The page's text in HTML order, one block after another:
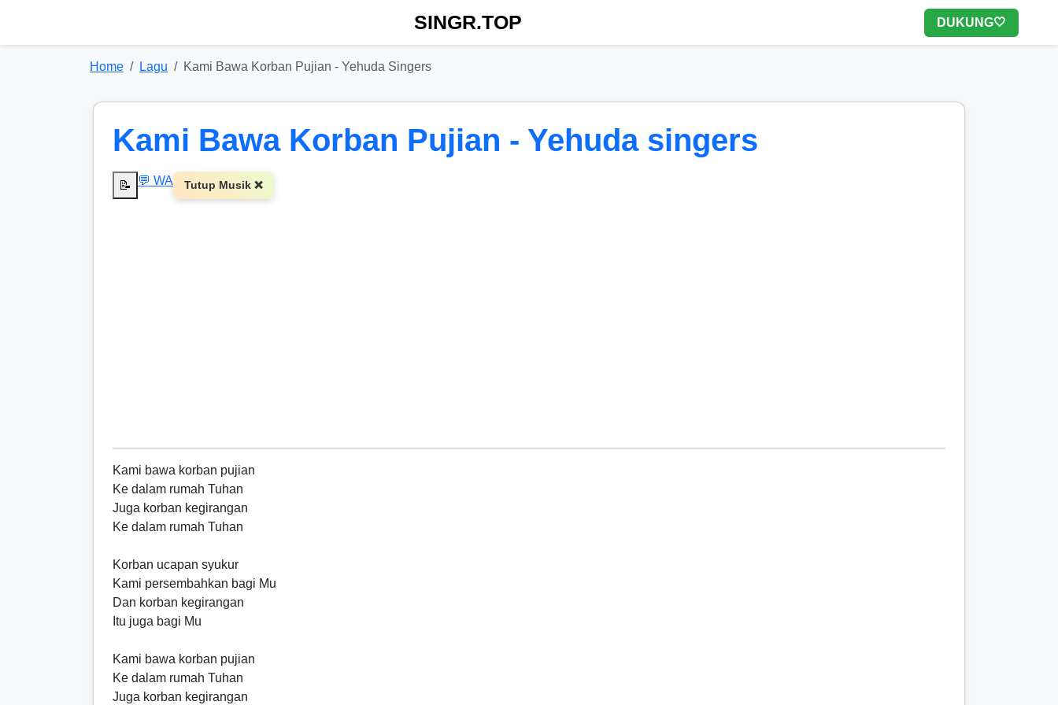
SINGR.TOP DUKUNG🤍
Home Lagu Kami Bawa Korban Pujian - Yehuda Singers
Kami Bawa Korban Pujian - Yehuda singers
📝 💬 WA Tutup Musik ❌
Kami bawa korban pujian
Ke dalam rumah Tuhan
Juga korban kegirangan
Ke dalam rumah Tuhan
Korban ucapan syukur
Kami persembahkan bagi Mu
Dan korban kegirangan
Itu juga bagi Mu
Kami bawa korban pujian
Ke dalam rumah Tuhan
Juga korban kegirangan